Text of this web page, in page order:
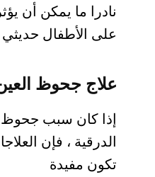
نادرا ما يمكن أن
على الأطفال حديثي
علاج جحوظ
إذا كان سبب جحوظ
الدرقية ، فإن
تكون مفيدة